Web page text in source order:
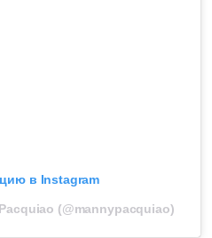
в Instagram
(@mannypacquiao)